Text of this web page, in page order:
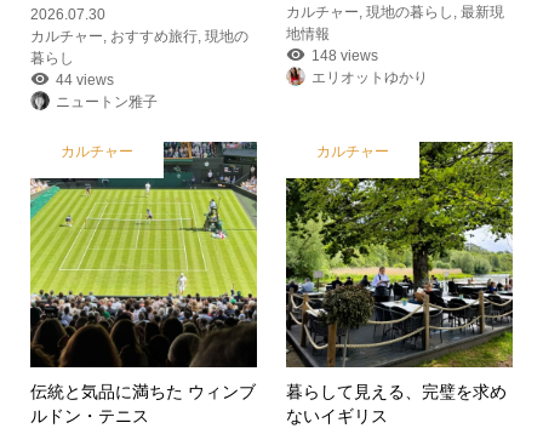
2026.07.30
カルチャー おすすめ旅行, 現地の
暮らし
44 views
ニュートン雅子
カルチャー ,現地の暮らし ,最新現
地情報
148 views
エリオットゆかり
カルチャー
伝統と気品に満ちた ウィンブ
ルドン・テニス
カルチャー
暮らして見える、完璧を求め
ないイギリス